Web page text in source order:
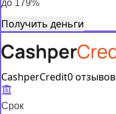
до 179%
Получить деньги
CashperCredit0 отзывов
Срок